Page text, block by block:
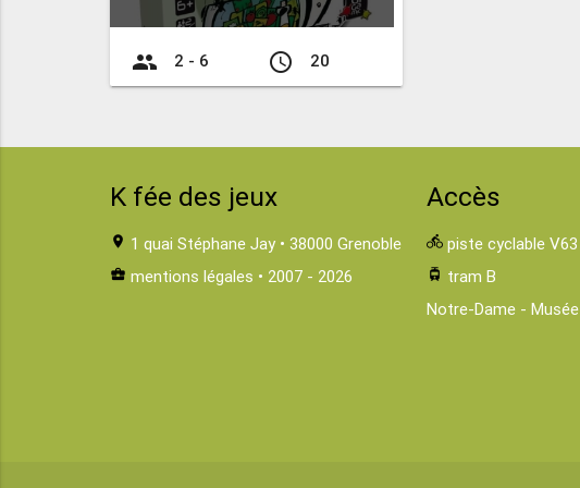
group 2 - 6 access_time 20
K fée des jeux
location_on 1 quai Stéphane Jay • 38000 Grenoble
business_center mentions légales • 2007 - 2026
Accès
directions_bike piste cyclable V63
tram tram B
Notre-Dame - Musée